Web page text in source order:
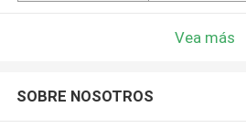
Vea más
SOBRE NOSOTROS